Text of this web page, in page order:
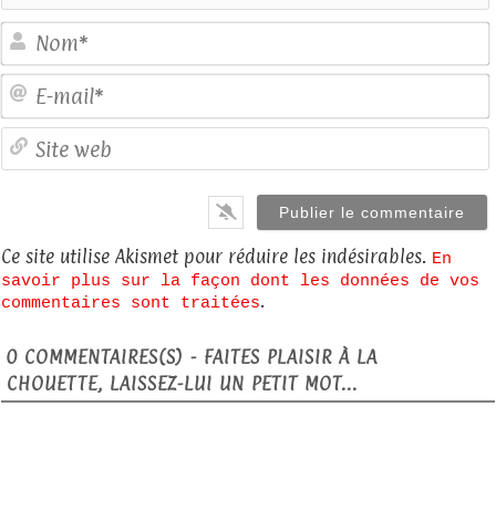
Ce site utilise Akismet pour réduire les indésirables. En
savoir plus sur la façon dont les données de vos
commentaires sont traitées.
0 COMMENTAIRES(S) - FAITES PLAISIR À LA
CHOUETTE, LAISSEZ-LUI UN PETIT MOT...